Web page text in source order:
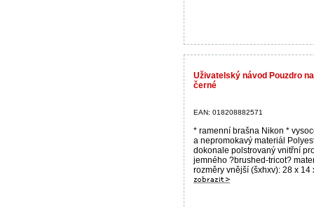
Uživatelský návod Pouzdro
černé
EAN: 018208882571
* ramenní brašna Nikon *
a nepromokavý materiál
dokonale polstrovaný vnitřní
jemného ?brushed-tricot?
rozměry vnější (šxhxv): 28 x 14